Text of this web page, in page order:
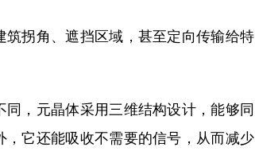
拐角、遮挡区域，甚至定向传输给特
，元晶体采用三维结构设计，能够同
它还能吸收不需要的信号，从而减少